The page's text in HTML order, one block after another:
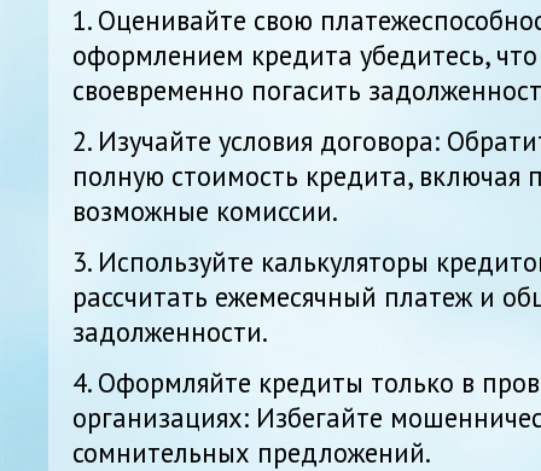
1. Оценивайте свою
оформлением кредита убедитесь,
своевременно погасить
2. Изучайте условия договора:
полную стоимость кредита, включая
возможные комиссии.
3. Используйте калькуляторы
рассчитать ежемесячный платеж и
задолженности.
4. Оформляйте кредиты только в
организациях: Избегайте
сомнительных предложений.